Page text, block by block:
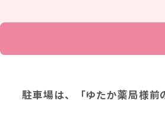
駐車場は、「ゆたか薬局様前